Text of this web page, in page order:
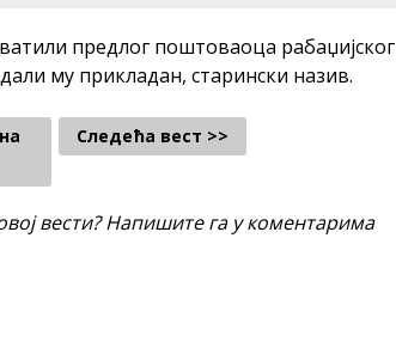
предлог поштоваоца рабаџијског
му прикладан, старински назив.
Следећа вест >>
вести? Напишите га у коментарима